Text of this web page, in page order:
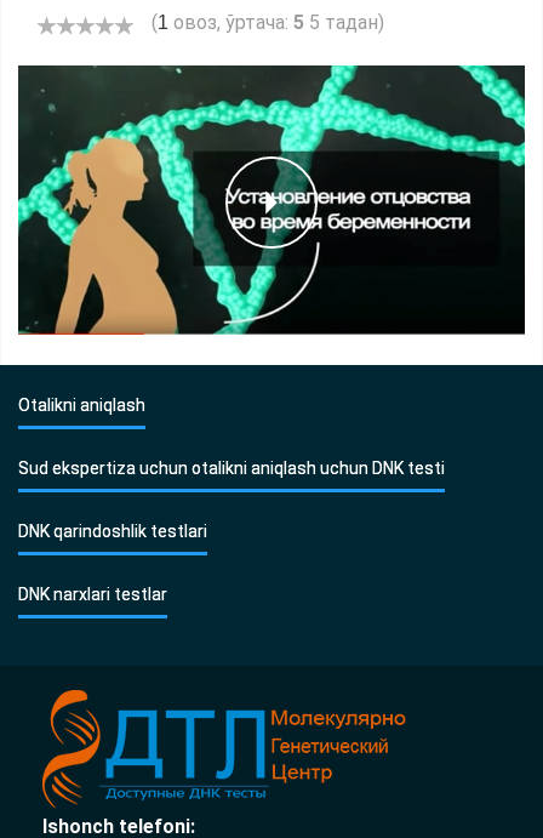
(1 овоз, ўртача: 5 5 тадан)
Otalikni aniqlash
Sud ekspertiza uchun otalikni aniqlash uchun DNK testi
DNK qarindoshlik testlari
DNK narxlari testlar
Ishonch telefoni: